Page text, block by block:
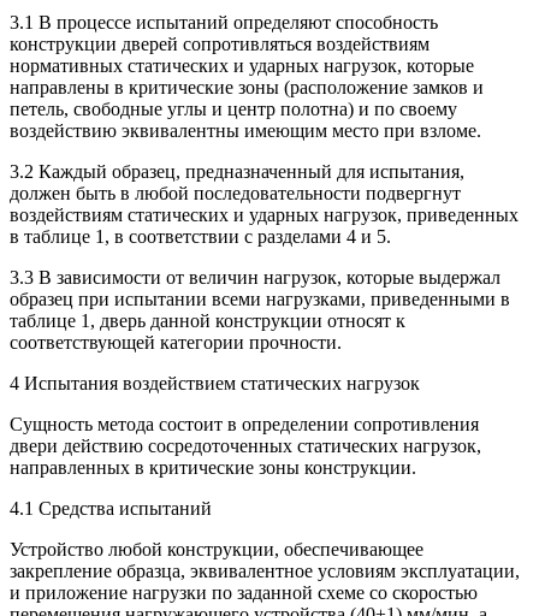
3.1 В процессе испытаний определяют способность
конструкции дверей сопротивляться воздействиям
нормативных статических и ударных нагрузок, которые
направлены в критические зоны (расположение замков и
петель, свободные углы и центр полотна) и по своему
воздействию эквивалентны имеющим место при взломе.
3.2 Каждый образец, предназначенный для испытания,
должен быть в любой последовательности подвергнут
воздействиям статических и ударных нагрузок, приведенных
в таблице 1, в соответствии с разделами 4 и 5.
3.3 В зависимости от величин нагрузок, которые выдержал
образец при испытании всеми нагрузками, приведенными в
таблице 1, дверь данной конструкции относят к
соответствующей категории прочности.
4 Испытания воздействием статических нагрузок
Сущность метода состоит в определении сопротивления
двери действию сосредоточенных статических нагрузок,
направленных в критические зоны конструкции.
4.1 Средства испытаний
Устройство любой конструкции, обеспечивающее
закрепление образца, эквивалентное условиям эксплуатации,
и приложение нагрузки по заданной схеме со скоростью